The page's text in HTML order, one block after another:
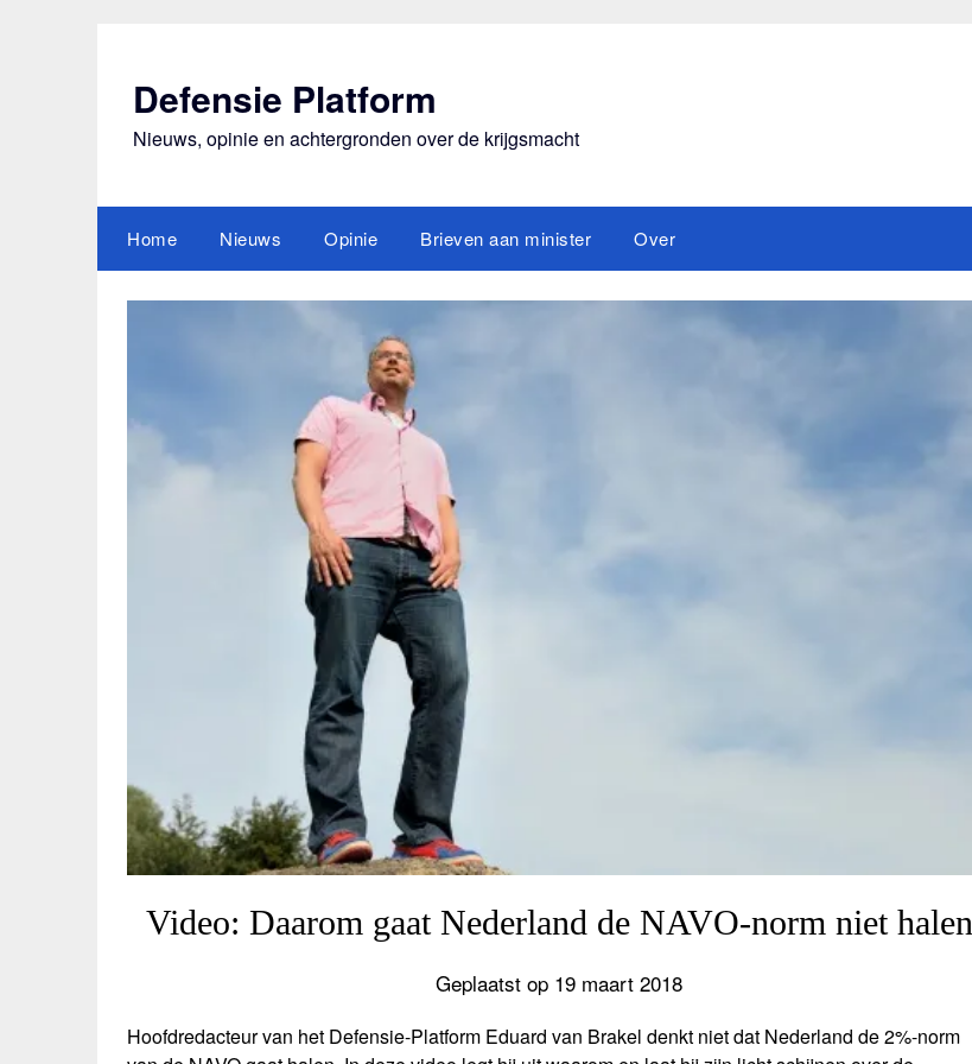
Defensie Platform
Nieuws, opinie en achtergronden over de krijgsmacht
Home Nieuws Opinie Brieven aan minister Over
Video: Daarom gaat Nederland de NAVO-norm niet halen
Geplaatst op 19 maart 2018
Hoofdredacteur van het Defensie-Platform Eduard van Brakel denkt niet dat Nederland de 2%-norm